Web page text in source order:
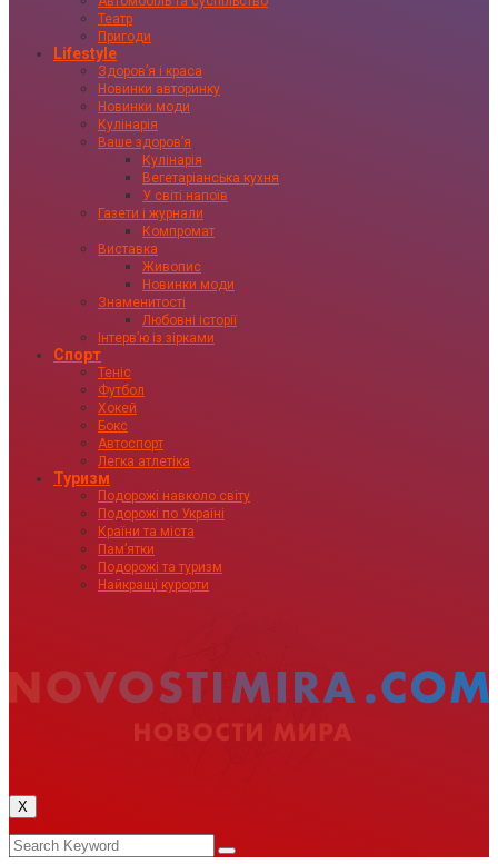
Театр
Пригоди
Lifestyle
Здоровʼя і краса
Новинки авторинку
Новинки моди
Кулінарія
Ваше здоровʼя
Кулінарія
Вегетаріанська кухня
У світі напоїв
Газети і журнали
Компромат
Виставка
Живопис
Новинки моди
Знаменитості
Любовні історії
Інтервʼю із зірками
Спорт
Теніс
Футбол
Хокей
Бокс
Автоспорт
Легка атлетіка
Туризм
Подорожі навколо світу
Подорожі по Україні
Країни та міста
Пам’ятки
Подорожі та туризм
Найкращі курорти
X